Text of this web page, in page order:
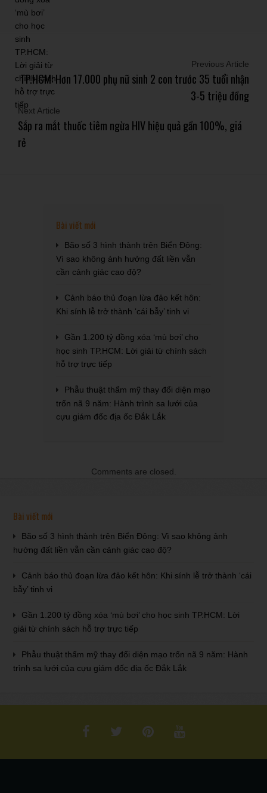
Previous Article
TP.HCM: Hơn 17.000 phụ nữ sinh 2 con trước 35 tuổi nhận
3-5 triệu đồng
Next Article
Sắp ra mắt thuốc tiêm ngừa HIV hiệu quả gần 100%, giá
rẻ
Bài viết mới
Bão số 3 hình thành trên Biển Đông:
Vì sao không ảnh hưởng đất liền vẫn
cần cảnh giác cao độ?
Cảnh báo thủ đoạn lừa đảo kết hôn:
Khi sính lễ trở thành ‘cái bẫy’ tinh vi
Gần 1.200 tỷ đồng xóa ‘mù bơi’ cho
học sinh TP.HCM: Lời giải từ chính sách
hỗ trợ trực tiếp
Phẫu thuật thẩm mỹ thay đổi diện mạo
trốn nã 9 năm: Hành trình sa lưới của
cựu giám đốc địa ốc Đắk Lắk
Comments are closed.
Bài viết mới
Bão số 3 hình thành trên Biển Đông: Vì sao không ảnh
hưởng đất liền vẫn cần cảnh giác cao độ?
Cảnh báo thủ đoạn lừa đảo kết hôn: Khi sính lễ trở thành ‘cái
bẫy’ tinh vi
Gần 1.200 tỷ đồng xóa ‘mù bơi’ cho học sinh TP.HCM: Lời
giải từ chính sách hỗ trợ trực tiếp
Phẫu thuật thẩm mỹ thay đổi diện mạo trốn nã 9 năm: Hành
trình sa lưới của cựu giám đốc địa ốc Đắk Lắk